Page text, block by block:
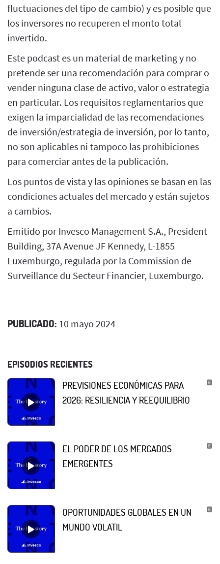
fluctuaciones del tipo de cambio) y es posible que
los inversores no recuperen el monto total
invertido.
Este podcast es un material de marketing y no
pretende ser una recomendación para comprar o
vender ninguna clase de activo, valor o estrategia
en particular. Los requisitos reglamentarios que
exigen la imparcialidad de las recomendaciones
de inversión/estrategia de inversión, por lo tanto,
no son aplicables ni tampoco las prohibiciones
para comerciar antes de la publicación.
Los puntos de vista y las opiniones se basan en las
condiciones actuales del mercado y están sujetos
a cambios.
Emitido por Invesco Management S.A., President
Building, 37A Avenue JF Kennedy, L-1855
Luxemburgo, regulada por la Commission de
Surveillance du Secteur Financier, Luxemburgo.
PUBLICADO: 10 mayo 2024
EPISODIOS RECIENTES
PREVISIONES ECONÓMICAS PARA
2026: RESILIENCIA Y REEQUILIBRIO
EL PODER DE LOS MERCADOS
EMERGENTES
OPORTUNIDADES GLOBALES EN UN
MUNDO VOLATIL